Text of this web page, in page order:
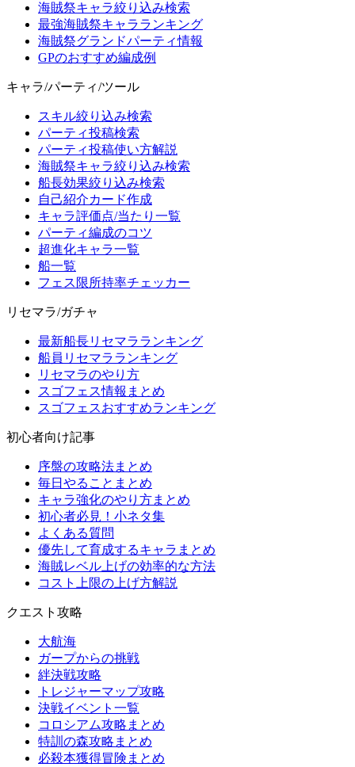
海賊祭キャラ絞り込み検索
最強海賊祭キャラランキング
海賊祭グランドパーティ情報
GPのおすすめ編成例
キャラ/パーティ/ツール
スキル絞り込み検索
パーティ投稿検索
パーティ投稿使い方解説
海賊祭キャラ絞り込み検索
船長効果絞り込み検索
自己紹介カード作成
キャラ評価点/当たり一覧
パーティ編成のコツ
超進化キャラ一覧
船一覧
フェス限所持率チェッカー
リセマラ/ガチャ
最新船長リセマラランキング
船員リセマラランキング
リセマラのやり方
スゴフェス情報まとめ
スゴフェスおすすめランキング
初心者向け記事
序盤の攻略法まとめ
毎日やることまとめ
キャラ強化のやり方まとめ
初心者必見！小ネタ集
よくある質問
優先して育成するキャラまとめ
海賊レベル上げの効率的な方法
コスト上限の上げ方解説
クエスト攻略
大航海
ガープからの挑戦
絆決戦攻略
トレジャーマップ攻略
決戦イベント一覧
コロシアム攻略まとめ
特訓の森攻略まとめ
必殺本獲得冒険まとめ